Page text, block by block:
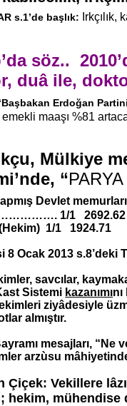
s.1’de başlık:
söz..
duâ ile,
Erdoğan
maaşı %81
“PARYA
Devlet
1/1
1/1 1924.71
8 Ocak 2013 s.8’deki
savcılar,
Sistemi kazanımı
ziyâdesiyle
almıştır.
mesajları,
arzùsu
Vekillere
mühendise